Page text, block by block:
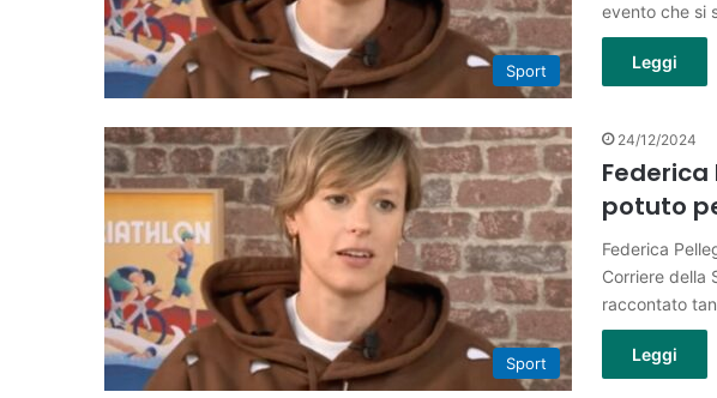
Sport
evento che si
Leggi
Sport
24/12/2024
Federica
potuto
Federica
Corriere della
raccontato
Leggi